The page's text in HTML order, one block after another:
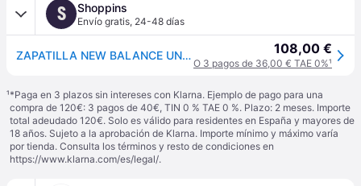
S Shoppins
Envío gratis, 24-48 días
ZAPATILLA NEW BALANCE UNISEX 108,00 €
O 3 pagos de 36,00 € TAE 0%¹
¹*Paga en 3 plazos sin intereses con Klarna. Ejemplo de pago para una
compra de 120€: 3 pagos de 40€, TIN 0 % TAE 0 %. Plazo: 2 meses. Importe
total adeudado 120€. Solo es válido para residentes en España y mayores de
18 años. Sujeto a la aprobación de Klarna. Importe mínimo y máximo varía
por tienda. Consulta los términos y resto de condiciones en
https://www.klarna.com/es/legal/.